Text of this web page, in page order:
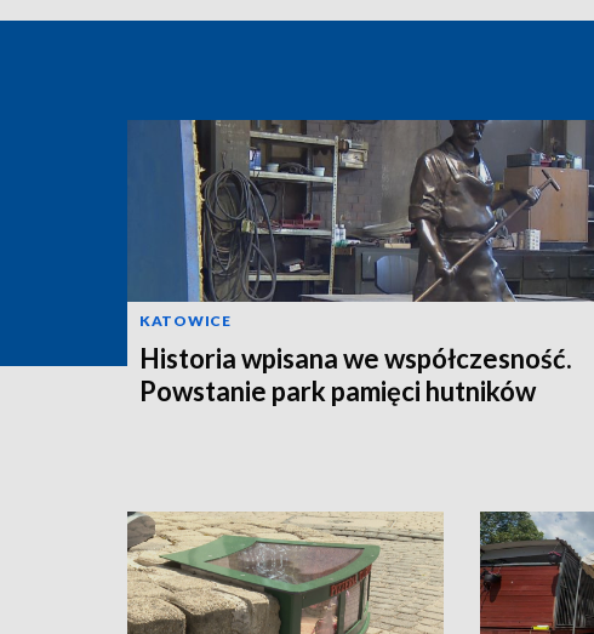
KATOWICE
Historia wpisana we współczesność.
Powstanie park pamięci hutników